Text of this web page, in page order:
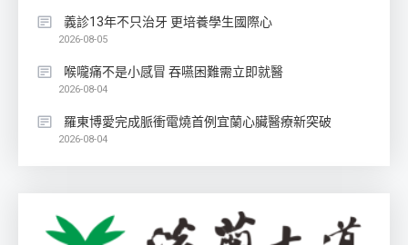
義診13年不只治牙 更培養學生國際心
2026-08-05
喉嚨痛不是小感冒 吞嚥困難需立即就醫
2026-08-04
羅東博愛完成脈衝電燒首例宜蘭心臟醫療新突破
2026-08-04